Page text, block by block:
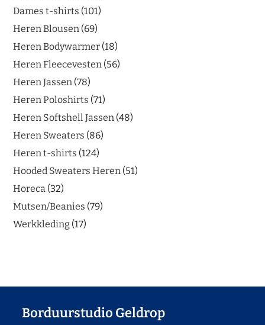
Dames t-shirts 101
Heren Blousen 69
Heren Bodywarmer 18
Heren Fleecevesten 56
Heren Jassen 78
Heren Poloshirts 71
Heren Softshell Jassen 48
Heren Sweaters 86
Heren t-shirts 124
Hooded Sweaters Heren 51
Horeca 32
Mutsen/Beanies 79
Werkkleding 17
Borduurstudio Geldrop